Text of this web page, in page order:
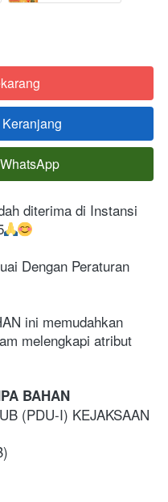
diterima di Instansi
Dengan Peraturan
ini memudahkan
melengkapi atribut
BAHAN
(PDU-I) KEJAKSAAN